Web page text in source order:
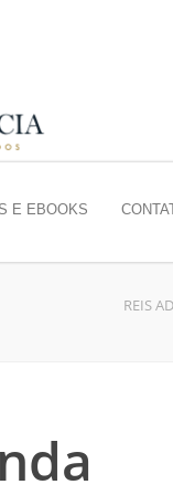
E EBOOKS
REIS